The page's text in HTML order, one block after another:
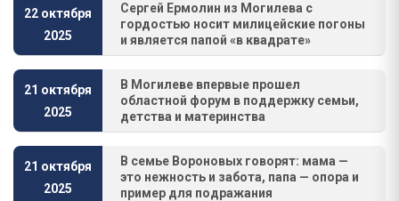
22 октября
2025
Сергей Ермолин из Могилева с
гордостью носит милицейские погоны
и является папой «в квадрате»
21 октября
2025
В Могилеве впервые прошел
областной форум в поддержку семьи,
детства и материнства
21 октября
2025
В семье Вороновых говорят: мама —
это нежность и забота, папа — опора и
пример для подражания